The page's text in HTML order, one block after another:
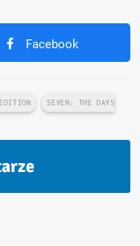
Facebook
SEVEN: THE DAYS